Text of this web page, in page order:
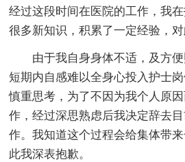
经过这段时间在医院的工作，我
很多新知识，积累了一定经验，对
由于我自身身体不适，及方
短期内自感难以全身心投入护士
慎重思考，为了不因为我个人原
作，经过深思熟虑后我决定辞去
作。我知道这个过程会给集体带
此我深表抱歉。